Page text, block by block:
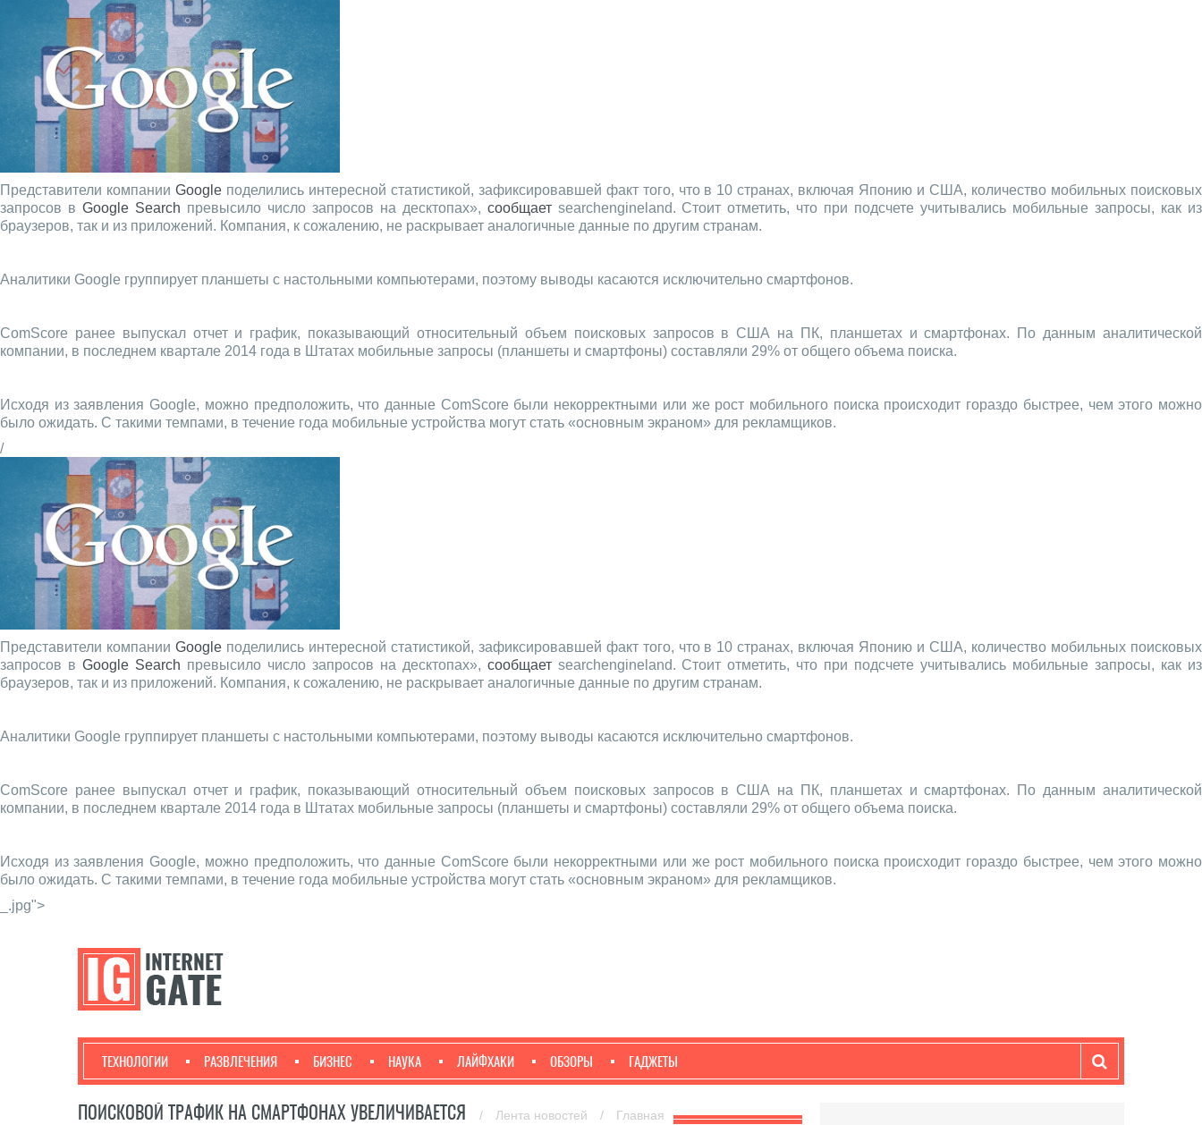
Представители компании Googleподелились интересной статистикой, зафиксировавшей факт того, что в 10 странах, включая Японию и США, количество мобильных поисковых
запросов в Google Search превысило число запросов на десктопах», сообщаетsearchengineland. Стоит отметить, что при подсчете учитывались мобильные запросы, как из
браузеров, так и из приложений. Компания, к сожалению, не раскрывает аналогичные данные по другим странам.
Аналитики Google группирует планшеты с настольными компьютерами, поэтому выводы касаются исключительно смартфонов.
ComScore ранее выпускал отчет и график, показывающий относительный объем поисковых запросов в США на ПК, планшетах и смартфонах. По данным аналитической
компании, в последнем квартале 2014 года в Штатах мобильные запросы (планшеты и смартфоны) составляли 29% от общего объема поиска.
Исходя из заявления Google, можно предположить, что данные ComScore были некорректными или же рост мобильного поиска происходит гораздо быстрее, чем этого можно
было ожидать. С такими темпами, в течение года мобильные устройства могут стать «основным экраном» для рекламщиков.
/
Представители компании Googleподелились интересной статистикой, зафиксировавшей факт того, что в 10 странах, включая Японию и США, количество мобильных поисковых
запросов в Google Search превысило число запросов на десктопах», сообщаетsearchengineland. Стоит отметить, что при подсчете учитывались мобильные запросы, как из
браузеров, так и из приложений. Компания, к сожалению, не раскрывает аналогичные данные по другим странам.
Аналитики Google группирует планшеты с настольными компьютерами, поэтому выводы касаются исключительно смартфонов.
ComScore ранее выпускал отчет и график, показывающий относительный объем поисковых запросов в США на ПК, планшетах и смартфонах. По данным аналитической
компании, в последнем квартале 2014 года в Штатах мобильные запросы (планшеты и смартфоны) составляли 29% от общего объема поиска.
Исходя из заявления Google, можно предположить, что данные ComScore были некорректными или же рост мобильного поиска происходит гораздо быстрее, чем этого можно
было ожидать. С такими темпами, в течение года мобильные устройства могут стать «основным экраном» для рекламщиков.
_.jpg">
ТЕХНОЛОГИИ РАЗВЛЕЧЕНИЯ БИЗНЕС НАУКА ЛАЙФХАКИ ОБЗОРЫ ГАДЖЕТЫ
ПОИСКОВОЙ ТРАФИК НА СМАРТФОНАХ УВЕЛИЧИВАЕТСЯ / Лента новостей / Главная